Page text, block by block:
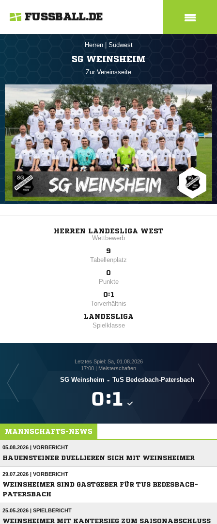
FUSSBALL.DE
Herren Südwest
SG WEINSHEIM
Zur Vereinsseite
HERREN LANDESLIGA WEST
Wettbewerb
9
Tabellenplatz
0
Punkte
0:1
Torverhältnis
LANDESLIGA
Spielklasse
Letztes Spiel: Sa, 01.08.2026
17:00 | Meisterschaften
SG Weinsheim - TuS Bedesbach-Patersbach
:
MANNSCHAFTS-NEWS
05.08.2026 | VORBERICHT
HAUENSTEINER DUELLIEREN SICH MIT WEINSHEIMER
29.07.2026 | VORBERICHT
WEINSHEIMER SIND GASTGEBER FÜR TUS BEDESBACH-
PATERSBACH
25.05.2026 | SPIELBERICHT
WEINSHEIMER MIT KANTERSIEG ZUM SAISONABSCHLUSS